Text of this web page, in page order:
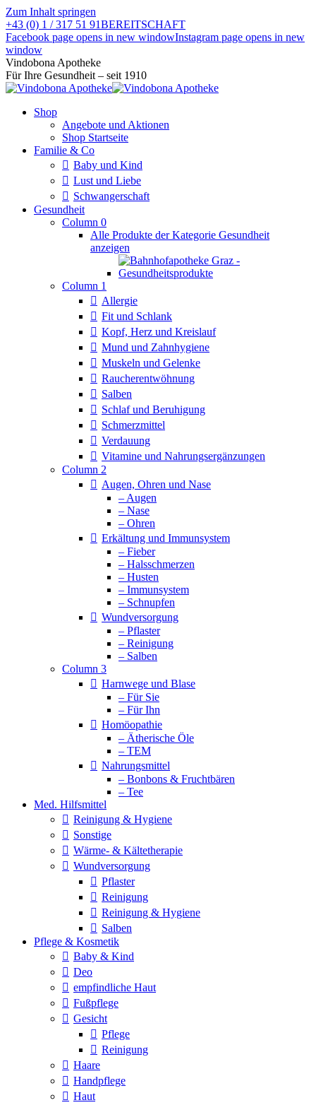
Zum Inhalt springen
+43 (0) 1 / 317 51 91BEREITSCHAFT
Facebook page opens in new windowInstagram page opens in new
window
Vindobona Apotheke
Für Ihre Gesundheit – seit 1910
Shop
Angebote und Aktionen
Shop Startseite
Familie & Co
Baby und Kind
Lust und Liebe
Schwangerschaft
Gesundheit
Column 0
Alle Produkte der Kategorie Gesundheit
anzeigen
Column 1
Allergie
Fit und Schlank
Kopf, Herz und Kreislauf
Mund und Zahnhygiene
Muskeln und Gelenke
Raucherentwöhnung
Salben
Schlaf und Beruhigung
Schmerzmittel
Verdauung
Vitamine und Nahrungsergänzungen
Column 2
Augen, Ohren und Nase
– Augen
– Nase
– Ohren
Erkältung und Immunsystem
– Fieber
– Halsschmerzen
– Husten
– Immunsystem
– Schnupfen
Wundversorgung
– Pflaster
– Reinigung
– Salben
Column 3
Harnwege und Blase
– Für Sie
– Für Ihn
Homöopathie
– Ätherische Öle
– TEM
Nahrungsmittel
– Bonbons & Fruchtbären
– Tee
Med. Hilfsmittel
Reinigung & Hygiene
Sonstige
Wärme- & Kältetherapie
Wundversorgung
Pflaster
Reinigung
Reinigung & Hygiene
Salben
Pflege & Kosmetik
Baby & Kind
Deo
empfindliche Haut
Fußpflege
Gesicht
Pflege
Reinigung
Haare
Handpflege
Haut